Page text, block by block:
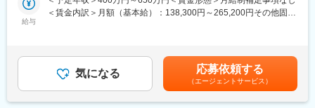
所利用など、安心して働ける福利厚生が整っています。
◎ 充実した教育・研修制度
教育・研修制度を通じて、着実なキャリアアップを支援します。
（1） 資格取得向け外部講習は上限なく会社負担。平日の研修も
修・新設工事の管理・実施、関係部署・機関との調整を担当しま
【建築設備の技術総括】
・火力発電所の建築設備に係る技術総括及び社内外調整
給与
＜賃金内訳＞月額（基本給）：138,300円～265,200円その他固定
名：680万円・40歳扶養2名：810万円※1.上記年収は本店勤務にて
試算、残業手当21H/円を含む※2.社宅、寮、借上げ社宅はモデル年
収に含まれません。賃金はあくまでも目安の金額であり、選考を
通じて上下する可能性があります。月給(月額)は固定手当を含めた
気になる 応募依頼する
（エージェントサービス）